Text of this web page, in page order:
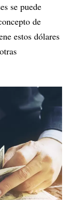
se puede
de
estos dólares